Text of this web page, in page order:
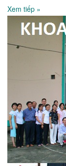
Xem tiếp »